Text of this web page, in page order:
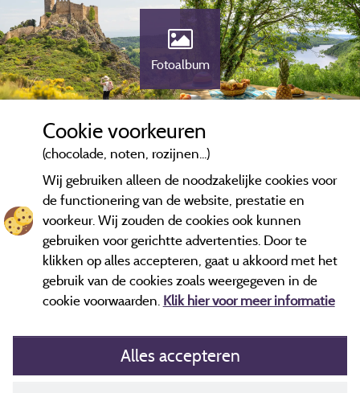
Fotoalbum
Cookie voorkeuren
(chocolade, noten, rozijnen...)
Wij gebruiken alleen de noodzakelijke cookies voor
de functionering van de website, prestatie en
voorkeur. Wij zouden de cookies ook kunnen
gebruiken voor gerichtte advertenties. Door te
klikken op alles accepteren, gaat u akkoord met het
gebruik van de cookies zoals weergegeven in de
cookie voorwaarden. Klik hier voor meer informatie
Alles accepteren